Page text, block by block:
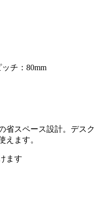
チ：80mm
省スペース設計。デスク
えます。